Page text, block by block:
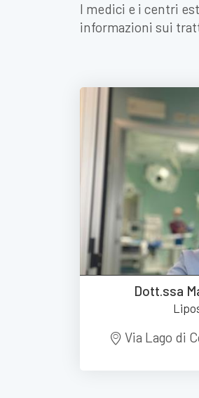
I medici e i centri
informazioni sui
Dott.ssa
Via Lago di